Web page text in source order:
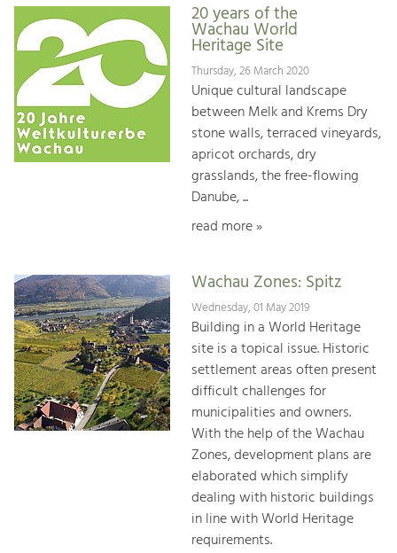
20 years of the
Wachau World
Heritage Site
Thursday, 26 March 2020
Unique cultural landscape
between Melk and Krems Dry
stone walls, terraced vineyards,
apricot orchards, dry
grasslands, the free-flowing
Danube, ...
read more »
Wachau Zones: Spitz
Wednesday, 01 May 2019
Building in a World Heritage
site is a topical issue. Historic
settlement areas often present
difficult challenges for
municipalities and owners.
With the help of the Wachau
Zones, development plans are
elaborated which simplify
dealing with historic buildings
in line with World Heritage
requirements.